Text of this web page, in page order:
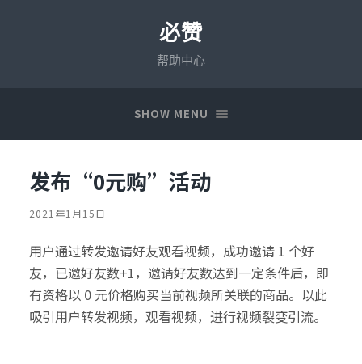
必赞
帮助中心
SHOW MENU
发布“0元购”活动
2021年1月15日
用户通过转发邀请好友观看视频，成功邀请 1 个好
友，已邀好友数+1，邀请好友数达到一定条件后，即
有资格以 0 元价格购买当前视频所关联的商品。以此
吸引用户转发视频，观看视频，进行视频裂变引流。